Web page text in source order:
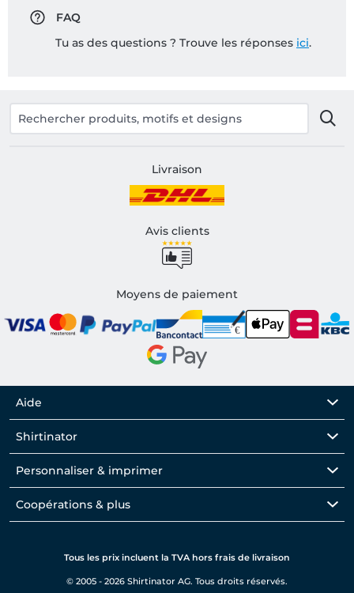
FAQ
Tu as des questions ? Trouve les réponses ici.
Livraison
Avis clients
Moyens de paiement
Aide
Shirtinator
Personnaliser & imprimer
Coopérations & plus
Tous les prix incluent la TVA hors frais de livraison
© 2005 - 2026 Shirtinator AG. Tous droits réservés.